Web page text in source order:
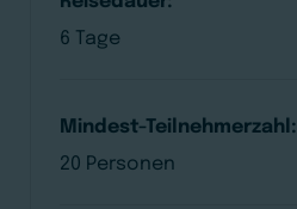
6 Tage
Mindest-Teilnehmerzahl:
20 Personen